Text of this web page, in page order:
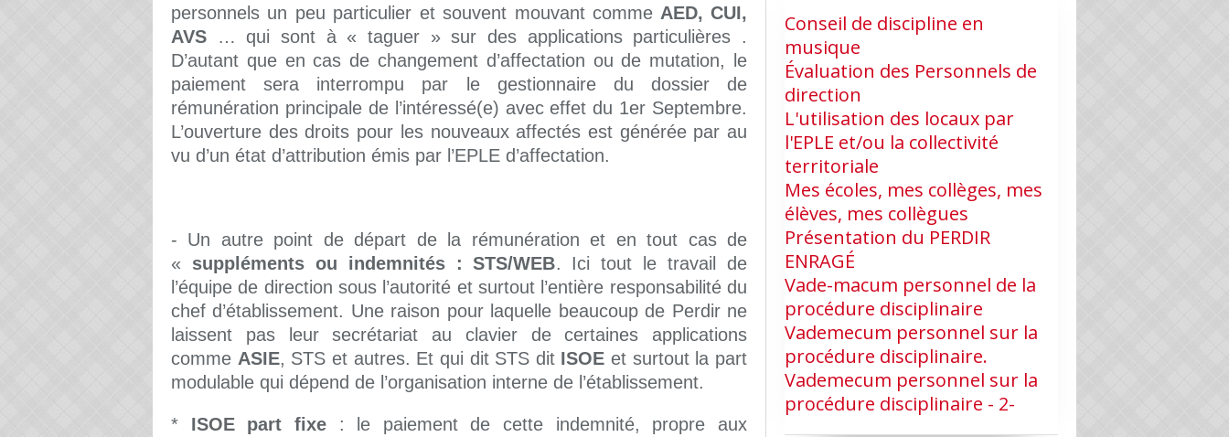
personnels un peu particulier et souvent mouvant comme AED, CUI,
AVS … qui sont à « taguer » sur des applications particulières .
D’autant que en cas de changement d’affectation ou de mutation, le
paiement sera interrompu par le gestionnaire du dossier de
rémunération principale de l’intéressé(e) avec effet du 1er Septembre.
L’ouverture des droits pour les nouveaux affectés est générée par au
vu d’un état d’attribution émis par l’EPLE d’affectation.
- Un autre point de départ de la rémunération et en tout cas de
« suppléments ou indemnités : STS/WEB. Ici tout le travail de
l’équipe de direction sous l’autorité et surtout l’entière responsabilité du
chef d’établissement. Une raison pour laquelle beaucoup de Perdir ne
laissent pas leur secrétariat au clavier de certaines applications
comme ASIE, STS et autres. Et qui dit STS dit ISOE et surtout la part
modulable qui dépend de l’organisation interne de l’établissement.
* ISOE part fixe: le paiement de cette indemnité, propre aux
Conseil de discipline en
musique
Évaluation des Personnels de
direction
L'utilisation des locaux par
l'EPLE et/ou la collectivité
territoriale
Mes écoles, mes collèges, mes
élèves, mes collègues
Présentation du PERDIR
ENRAGÉ
Vade-macum personnel de la
procédure disciplinaire
Vademecum personnel sur la
procédure disciplinaire.
Vademecum personnel sur la
procédure disciplinaire - 2-